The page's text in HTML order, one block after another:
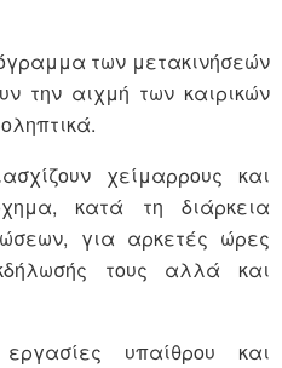
των μετακινήσεών
την αιχμή των καιρικών
χείμαρρους και
κατά τη διάρκεια
για αρκετές ώρες
τους αλλά και
υπαίθρου και